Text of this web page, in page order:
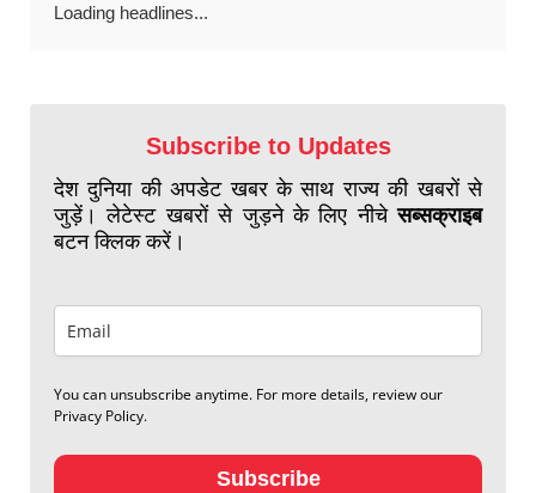
Loading headlines...
Subscribe to Updates
देश दुनिया की अपडेट खबर के साथ राज्य की खबरों से
जुड़ें। लेटेस्ट खबरों से जुड़ने के लिए नीचेसब्सक्राइब
बटन क्लिक करें।
You can unsubscribe anytime. For more details, review our
Privacy Policy.
Subscribe